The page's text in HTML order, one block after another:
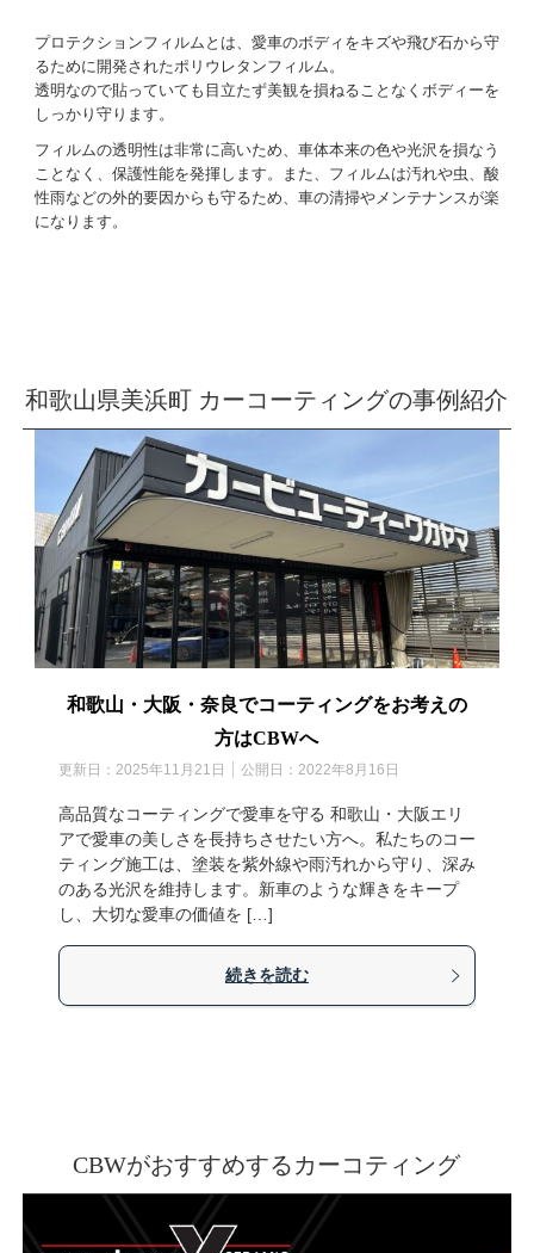
プロテクションフィルムとは、愛車のボディをキズや飛び石から守
るために開発されたポリウレタンフィルム。
透明なので貼っていても目立たず美観を損ねることなくボディーを
しっかり守ります。
フィルムの透明性は非常に高いため、車体本来の色や光沢を損なう
ことなく、保護性能を発揮します。また、フィルムは汚れや虫、酸
性雨などの外的要因からも守るため、車の清掃やメンテナンスが楽
になります。
和歌山県美浜町 カーコーティングの事例紹介
和歌山・大阪・奈良でコーティングをお考えの
方はCBWへ
更新日： 2025年11月21日 公開日： 2022年8月16日
高品質なコーティングで愛車を守る 和歌山・大阪エリ
アで愛車の美しさを長持ちさせたい方へ。私たちのコー
ティング施工は、塗装を紫外線や雨汚れから守り、深み
のある光沢を維持します。新車のような輝きをキープ
し、大切な愛車の価値を […]
続きを読む
CBWがおすすめするカーコティング